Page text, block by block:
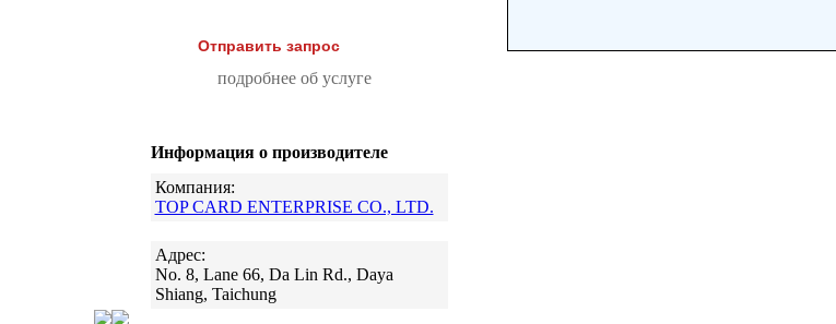
Отправить запрос
подробнее об услуге
Информация о производителе
Компания:
TOP CARD ENTERPRISE CO., LTD.
Адрес:
No. 8, Lane 66, Da Lin Rd., Daya
Shiang, Taichung